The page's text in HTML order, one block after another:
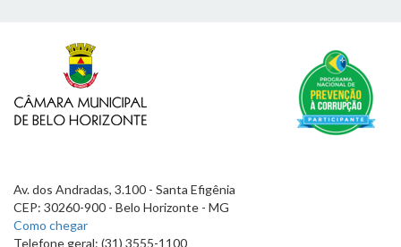
Av. dos Andradas, 3.100 - Santa Efigênia
CEP: 30260-900 - Belo Horizonte - MG
Como chegar
Telefone geral: (31) 3555-1100